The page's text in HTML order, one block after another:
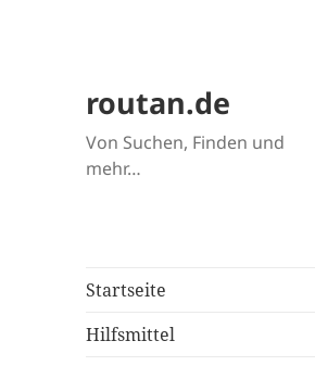
routan.de
Von Suchen, Finden und
mehr…
Startseite
Hilfsmittel